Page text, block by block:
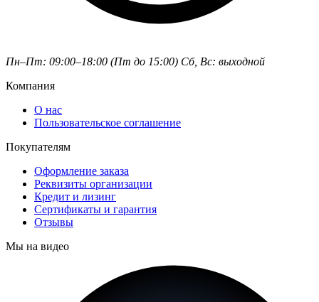
Пн–Пт: 09:00–18:00 (Пт до 15:00) Сб, Вс: выходной
Компания
О нас
Пользовательское соглашение
Покупателям
Оформление заказа
Реквизиты организации
Кредит и лизинг
Сертификаты и гарантия
Отзывы
Мы на видео